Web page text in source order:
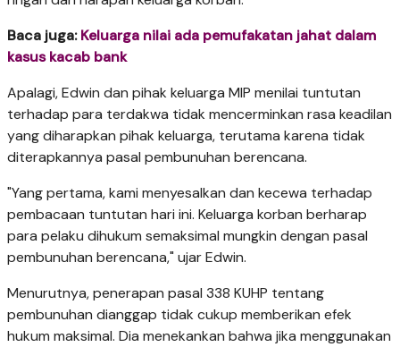
Baca juga:Keluarga nilai ada pemufakatan jahat dalam
kasus kacab bank
Apalagi, Edwin dan pihak keluarga MIP menilai tuntutan
terhadap para terdakwa tidak mencerminkan rasa keadilan
yang diharapkan pihak keluarga, terutama karena tidak
diterapkannya pasal pembunuhan berencana.
"Yang pertama, kami menyesalkan dan kecewa terhadap
pembacaan tuntutan hari ini. Keluarga korban berharap
para pelaku dihukum semaksimal mungkin dengan pasal
pembunuhan berencana," ujar Edwin.
Menurutnya, penerapan pasal 338 KUHP tentang
pembunuhan dianggap tidak cukup memberikan efek
hukum maksimal. Dia menekankan bahwa jika menggunakan